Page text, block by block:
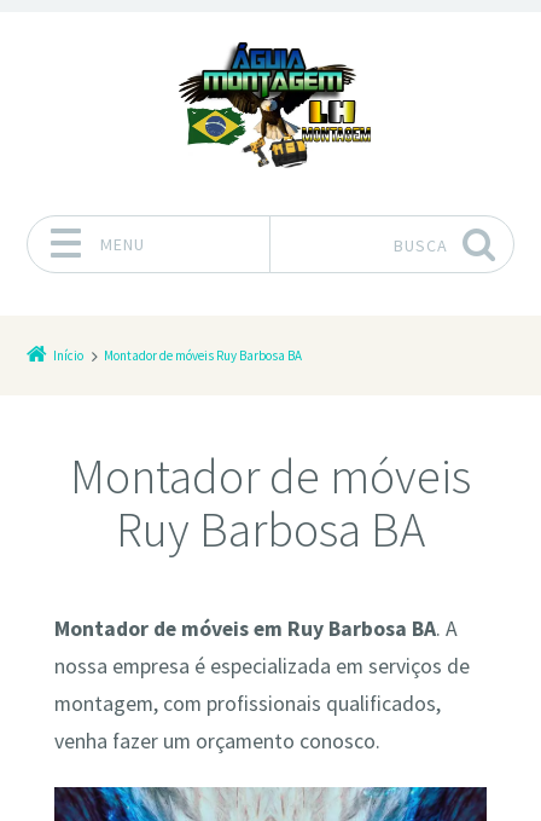
MENU BUSCA
Início Montador de móveis Ruy Barbosa BA
Montador de móveis
Ruy Barbosa BA
Montador de móveis em Ruy Barbosa BA. A
nossa empresa é especializada em serviços de
montagem, com profissionais qualificados,
venha fazer um orçamento conosco.